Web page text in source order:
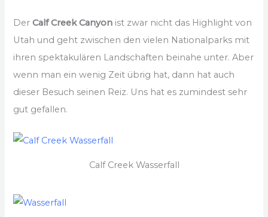
DerCalf Creek Canyon ist zwar nicht das Highlight von
Utah und geht zwischen den vielen Nationalparks mit
ihren spektakulären Landschaften beinahe unter. Aber
wenn man ein wenig Zeit übrig hat, dann hat auch
dieser Besuch seinen Reiz. Uns hat es zumindest sehr
gut gefallen.
Calf Creek Wasserfall